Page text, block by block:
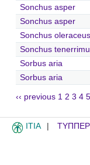
Sonchus asper
Sonchus asper
Sonchus oleraceus
Sonchus
Sorbus aria
Sorbus aria
‹‹ previous 1 2 3 4 5
ITIA ΤΥΠΠΕΡ